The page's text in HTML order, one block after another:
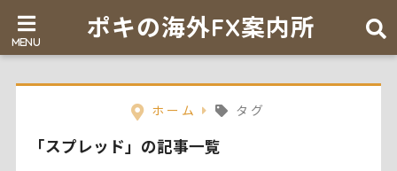
ポキの海外FX案内所
ホーム タグ
「スプレッド」の記事一覧